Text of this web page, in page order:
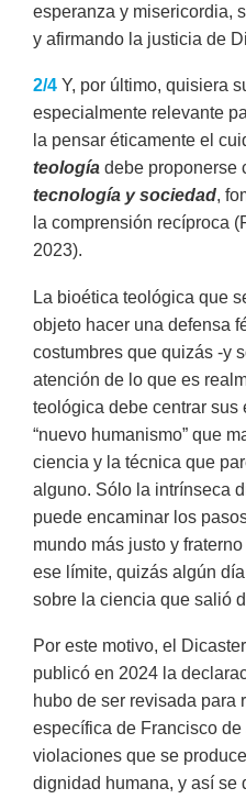
esperanza y misericordia,
y afirmando la justicia de
2/4 Y, por último, quisiera
especialmente relevante
la pensar éticamente el
teología debe proponerse
tecnología y sociedad,
la comprensión recíproca
2023).
La bioética teológica que
objeto hacer una defensa
costumbres que quizás -y
atención de lo que es
teológica debe centrar sus
“nuevo humanismo” que
ciencia y la técnica que
alguno. Sólo la intrínseca
puede encaminar los
mundo más justo y
ese límite, quizás algún
sobre la ciencia que salió
Por este motivo, el
publicó en 2024 la
hubo de ser revisada para
específica de Francisco
violaciones que se
dignidad humana, y así se